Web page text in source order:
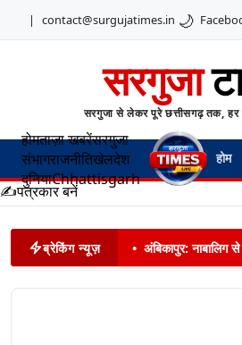
| contact@surgujatimes.in 🌙
सरगुजा
सरगुजा से लेकर पूरे छत्तीसगढ़ तक,
होमताज़ा खबरेंसरगुजा
संभागराजनीतिखेलदेश
दुनियाChhattisgarh
होम
✍️पत्रकार बनें
ब्रेकिंग न्यूज़ • अंबिकापुर: नाबालिग